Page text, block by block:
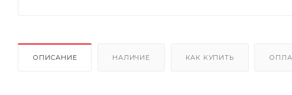
ОПИСАНИЕ НАЛИЧИЕ КАК КУПИТЬ